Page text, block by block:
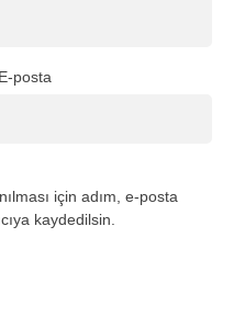
E-posta
için adım, e-posta
kaydedilsin.